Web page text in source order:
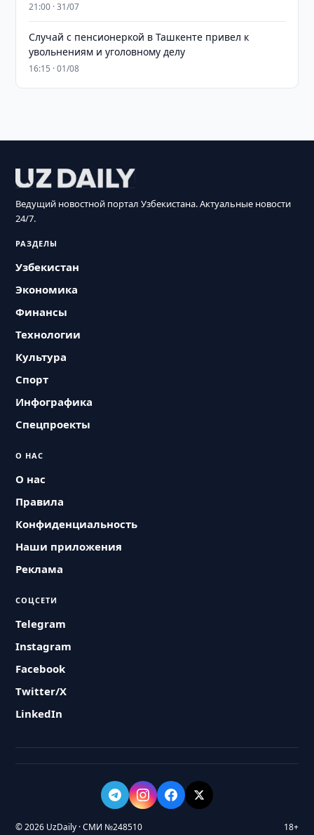
21:00 · 31/07
Случай с пенсионеркой в Ташкенте привел к
увольнениям и уголовному делу
16:15 · 01/08
Ведущий новостной портал Узбекистана. Актуальные новости
24/7.
РАЗДЕЛЫ
Узбекистан
Экономика
Финансы
Технологии
Культура
Спорт
Инфографика
Спецпроекты
О НАС
О нас
Правила
Конфиденциальность
Наши приложения
Реклама
СОЦСЕТИ
Telegram
Instagram
Facebook
Twitter/X
LinkedIn
© 2026 UzDaily · СМИ №248510 18+